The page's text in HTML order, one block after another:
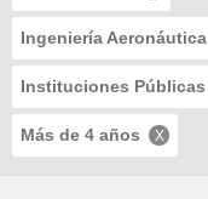
Ingeniería Aeronáutica
Instituciones Públicas
Más de 4 años